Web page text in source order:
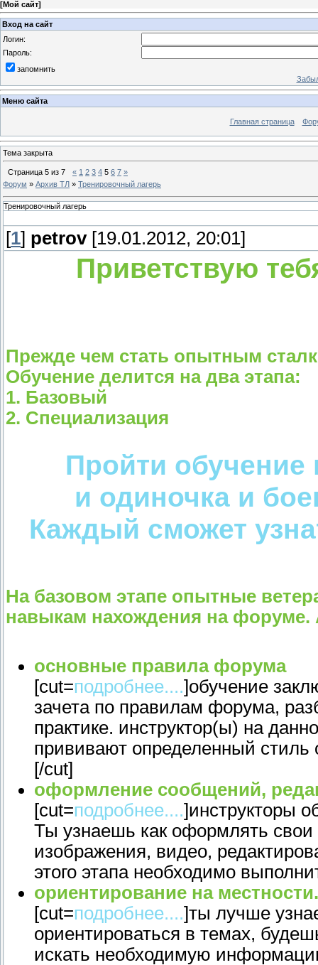
[Мой сайт]
Вход на сайт
Логин:
Пароль:
запомнить
Меню сайта
Главная страница
Тема закрыта
Страница 5 из 7 « 1 2 3 4 5 6 7 »
Форум » Архив ТЛ » Тренировочный лагерь
Тренировочный лагерь
[1] petrov[19.01.2012, 20:01]
Приветствую
Прежде чем стать опытным
Обучение делится на два этапа:
1. Базовый
2. Специализация
Пройти обучение
и одиночка и
Каждый сможет
На базовом этапе опытные
навыкам нахождения на
основные правила форума
[cut=подробнее....]обучение
зачета по правилам форума,
практике. инструктор(ы) на
прививают определенный
[/cut]
оформление сообщений,
[cut=подробнее....]инструкторы
Ты узнаешь как оформлять
изображения, видео,
этого этапа необходимо
ориентирование на местности.
[cut=подробнее....]ты лучше
ориентироваться в темах,
искать необходимую